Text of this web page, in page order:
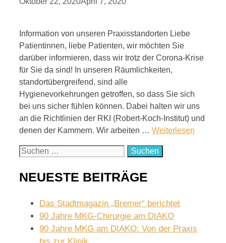
Information von unseren Praxisstandorten Liebe
Patientinnen, liebe Patienten, wir möchten Sie
darüber informieren, dass wir trotz der Corona-Krise
für Sie da sind! In unseren Räumlichkeiten,
standortübergreifend, sind alle
Hygienevorkehrungen getroffen, so dass Sie sich
bei uns sicher fühlen können. Dabei halten wir uns
an die Richtlinien der RKI (Robert-Koch-Institut) und
denen der Kammern. Wir arbeiten … Weiterlesen
Suchen
NEUESTE BEITRÄGE
Das Stadtmagazin „Bremer“ berichtet
90 Jahre MKG-Chirurgie am DIAKO
90 Jahre MKG am DIAKO: Von der Praxis
bis zur Klinik